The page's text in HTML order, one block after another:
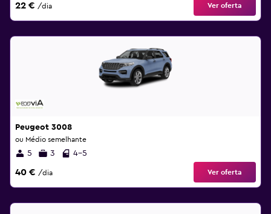
22 € /dia Ver oferta
Peugeot 3008
ou Médio semelhante
5 3 4-5
40 € /dia Ver oferta